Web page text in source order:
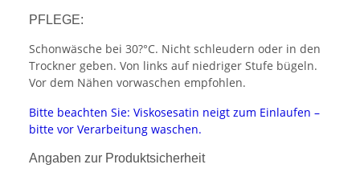
PFLEGE:
Schonwäsche bei 30?°C. Nicht schleudern oder in den
Trockner geben. Von links auf niedriger Stufe bügeln.
Vor dem Nähen vorwaschen empfohlen.
Bitte beachten Sie: Viskosesatin neigt zum Einlaufen –
bitte vor Verarbeitung waschen.
Angaben zur Produktsicherheit